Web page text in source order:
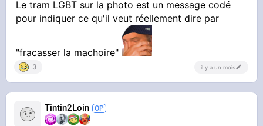
Le tram LGBT sur la photo est un message codé
pour indiquer ce qu'il veut réellement dire par
"fracasser la machoire"
3 il y a un mois
Tintin2Loin